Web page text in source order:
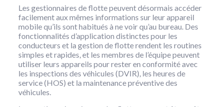
Les gestionnaires de flotte peuvent désormais accéder
facilement aux mêmes informations sur leur appareil
mobile qu’ils sont habitués à ne voir qu’au bureau. Des
fonctionnalités d’application distinctes pour les
conducteurs et la gestion de flotte rendent les routines
simples et rapides, et les membres de l’équipe peuvent
utiliser leurs appareils pour rester en conformité avec
les inspections des véhicules (DVIR), les heures de
service (HOS) et la maintenance préventive des
véhicules.